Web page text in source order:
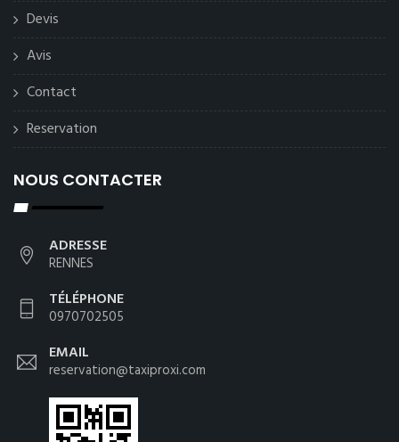
Devis
Avis
Contact
Reservation
NOUS CONTACTER
ADRESSE
RENNES
TÉLÉPHONE
0970702505
EMAIL
reservation@taxiproxi.com